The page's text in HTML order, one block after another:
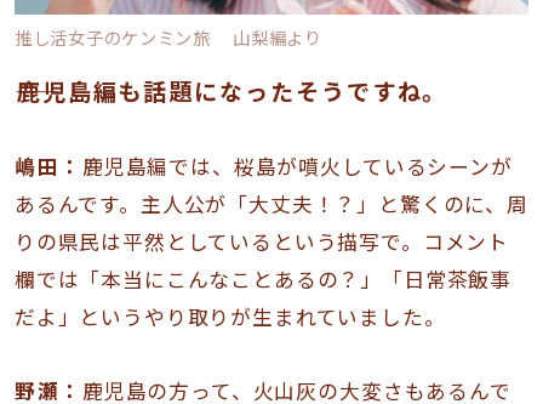
推し活女子のケンミン旅 山梨編より
――鹿児島編も話題になったそうですね。
嶋田： 鹿児島編では、桜島が噴火しているシーンが
あるんです。主人公が「大丈夫！？」と驚くのに、周
りの県民は平然としているという描写で。コメント
欄では「本当にこんなことあるの？」「日常茶飯事
だよ」というやり取りが生まれていました。
野瀬： 鹿児島の方って、火山灰の大変さもあるんで